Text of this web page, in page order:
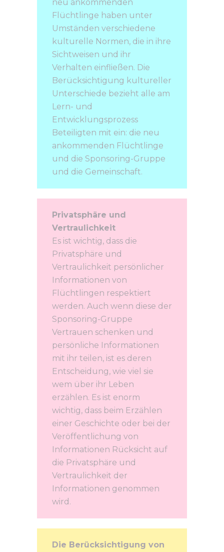
neu ankommenden
Flüchtlinge haben unter
Umständen verschiedene
kulturelle Normen, die in ihre
Sichtweisen und ihr
Verhalten einfließen. Die
Berücksichtigung kultureller
Unterschiede bezieht alle am
Lern- und
Entwicklungsprozess
Beteiligten mit ein: die neu
ankommenden Flüchtlinge
und die Sponsoring-Gruppe
und die Gemeinschaft.
Privatsphäre und
Vertraulichkeit
Es ist wichtig, dass die
Privatsphäre und
Vertraulichkeit persönlicher
Informationen von
Flüchtlingen respektiert
werden. Auch wenn diese der
Sponsoring-Gruppe
Vertrauen schenken und
persönliche Informationen
mit ihr teilen, ist es deren
Entscheidung, wie viel sie
wem über ihr Leben
erzählen. Es ist enorm
wichtig, dass beim Erzählen
einer Geschichte oder bei der
Veröffentlichung von
Informationen Rücksicht auf
die Privatsphäre und
Vertraulichkeit der
Informationen genommen
wird.
Die Berücksichtigung von